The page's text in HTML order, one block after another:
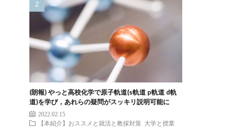
(朗報) やっと高校化学で原子軌道(s軌道 p軌道 d軌
道)を学び，あれらの疑問がスッキリ説明可能に
2022.02.15
【本紹介】おススメと就活と教採対策
大学と授業